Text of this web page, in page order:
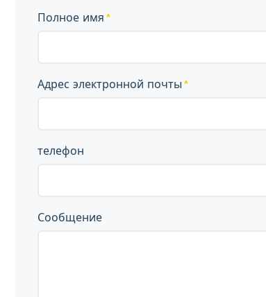
Полное имя
Адрес электронной почты
телефон
Сообщение